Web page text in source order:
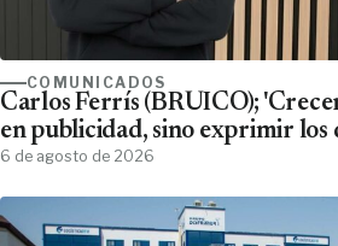
COMUNICADOS
Carlos Ferrís (BRUICO);
en publicidad, sino exprimir los
6 de agosto de 2026